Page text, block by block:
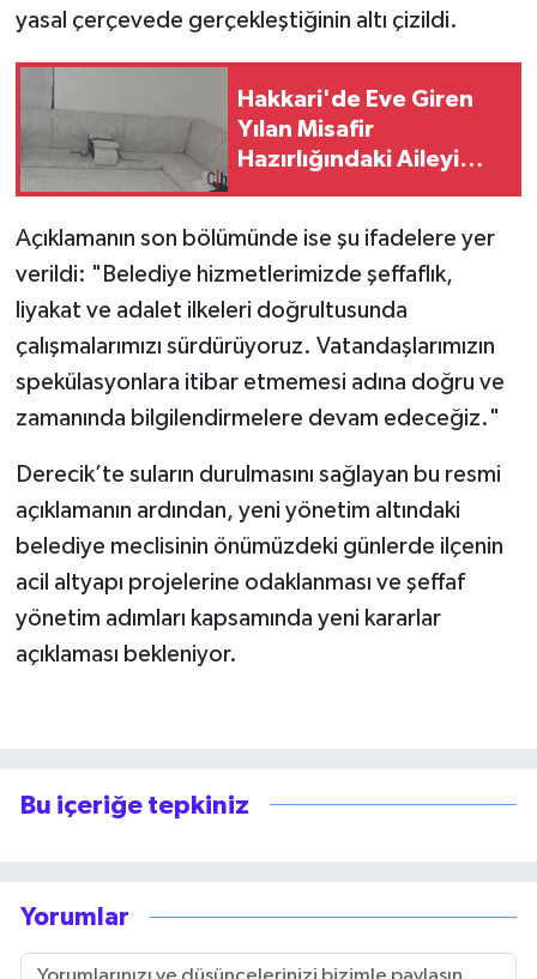
yasal çerçevede gerçekleştiğinin altı çizildi.
Hakkari'de Eve Giren
Yılan Misafir
Hazırlığındaki Aileyi
Açıklamanın son bölümünde ise şu ifadelere yer
verildi: "Belediye hizmetlerimizde şeffaflık,
liyakat ve adalet ilkeleri doğrultusunda
çalışmalarımızı sürdürüyoruz. Vatandaşlarımızın
spekülasyonlara itibar etmemesi adına doğru ve
zamanında bilgilendirmelere devam edeceğiz."
Derecik’te suların durulmasını sağlayan bu resmi
açıklamanın ardından, yeni yönetim altındaki
belediye meclisinin önümüzdeki günlerde ilçenin
acil altyapı projelerine odaklanması ve şeffaf
yönetim adımları kapsamında yeni kararlar
açıklaması bekleniyor.
Bu içeriğe tepkiniz
Yorumlar